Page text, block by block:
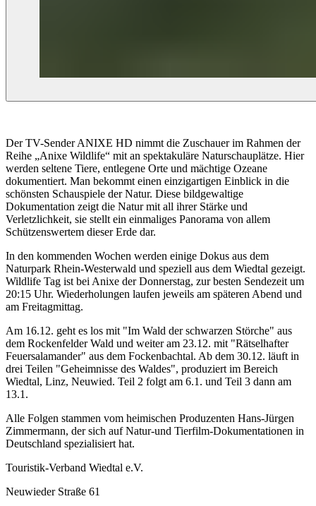
Der TV-Sender ANIXE HD nimmt die Zuschauer im Rahmen der
Reihe „Anixe Wildlife“ mit an spektakuläre Naturschauplätze. Hier
werden seltene Tiere, entlegene Orte und mächtige Ozeane
dokumentiert. Man bekommt einen einzigartigen Einblick in die
schönsten Schauspiele der Natur. Diese bildgewaltige
Dokumentation zeigt die Natur mit all ihrer Stärke und
Verletzlichkeit, sie stellt ein einmaliges Panorama von allem
Schützenswertem dieser Erde dar.
In den kommenden Wochen werden einige Dokus aus dem
Naturpark Rhein-Westerwald und speziell aus dem Wiedtal gezeigt.
Wildlife Tag ist bei Anixe der Donnerstag, zur besten Sendezeit um
20:15 Uhr. Wiederholungen laufen jeweils am späteren Abend und
am Freitagmittag.
Am 16.12. geht es los mit "Im Wald der schwarzen Störche" aus
dem Rockenfelder Wald und weiter am 23.12. mit "Rätselhafter
Feuersalamander" aus dem Fockenbachtal. Ab dem 30.12. läuft in
drei Teilen "Geheimnisse des Waldes", produziert im Bereich
Wiedtal, Linz, Neuwied. Teil 2 folgt am 6.1. und Teil 3 dann am
13.1.
Alle Folgen stammen vom heimischen Produzenten Hans-Jürgen
Zimmermann, der sich auf Natur-und Tierfilm-Dokumentationen in
Deutschland spezialisiert hat.
Touristik-Verband Wiedtal e.V.
Neuwieder Straße 61